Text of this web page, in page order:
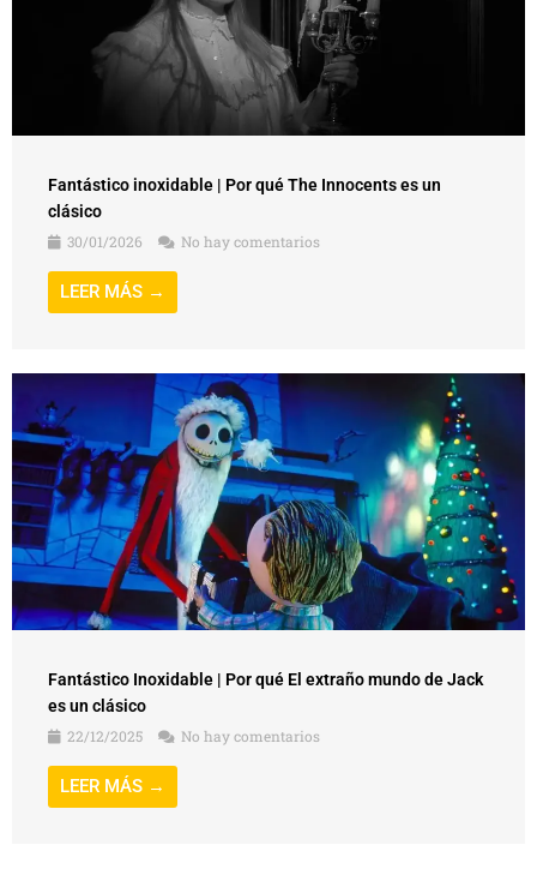
Fantástico inoxidable | Por qué The Innocents es un
clásico
30/01/2026
No hay comentarios
LEER MÁS →
Fantástico Inoxidable | Por qué El extraño mundo de Jack
es un clásico
22/12/2025
No hay comentarios
LEER MÁS →